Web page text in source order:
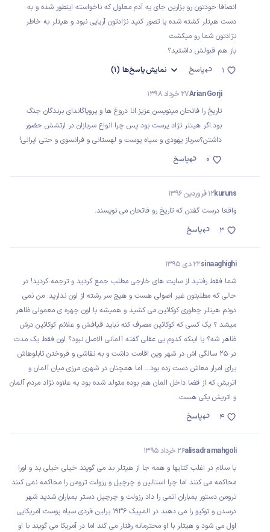
انصافا خودتون رو بزارین جای یه آدم معلول که ناخواسته اینطور شده و به
دست هیتلر کشته شده یا تصور کنید نژادتون آریایی نبود و هیتلر به خاطر
نژادتون شما رو میکشت
باز هم قبولش داشتید؟
پاسخ
نمایشپاسخ‌ها (1) 1
Arian Gorji27 خرداد 1398
تاریخ را فاتحان مینویسن عزیز.انا دروغ ها و پروپاگاندای برندگان جنگ
بود.اگر هیتلر نژاد پرست بود پس چرا انواع سربازان در ارتشش حضور
داشتن؟سرباز یهودی و سیاه پوست و لهستانی و فرانسوی و حتی ایرانی!
پاسخ
0
kuruns12 فروردین 1396
واقعا درست گفتن که تاریخ رو فاتحان می نویسند.
پاسخ
3
sinaaghighi22 دی 1395
شما فقط رفتید از سایت های خارجی مطلب جمع کردید و ترجمه کردید! در
حالی که مطلبتون غیر اصولی هست و هیچ سر رشته از اون ندارید. من نمی
دونم هیتلر چطوری کوکائین می کشید و همیشه با اون چهره ی معمولی ظاهر
میشد ؟ یک کسی که کوکائین مصرف کنه نباید قیافش و علائم کوکائین درش
ظاهر شه؟ یا اینکه کدوم بی عقلی گفته آلمانی الاصل نبود؟ اون فقط یک مدت
در ۲۵ سالگی اش در شهر وین اقامت داشت و به نقاشی و فروختن تابلوهاش
برای امرار معاش دست زده بود... اما همچنان در شهری مرزی میان آلمان و
اتریش که از قضا داخل المان هم بوده متولد شده بود به علاوه نژاد مردم آلمان
و اتریش یکی هست.
پاسخ
4
alisadra mahgoli26 خرداد 1395
با سلام در اغلب کتابها و همه جا از هیتلر بد می گویند خیلی خیلی بد و اورا
محاکمه می کنند اما چرا استالین و چرچیل و رزولت ترومن را محاکمه نمی کنند
ترومن دستور بمباران اتمی را داد رزولت و چرچیل دستر بمباران شدید شهر
درسدن و توکیو را می دهند در المپیک 1936 برلین فردی سیاه پوست آمریکایی
اول می شود و هیتلر با او محترمانه رفتار می کند اما در آمریکا می گویند با او